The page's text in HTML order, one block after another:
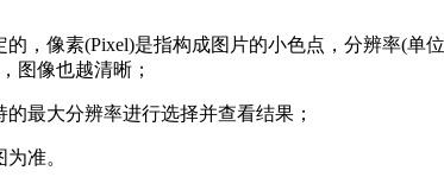
，像素(Pixel)是指构成图片的小色点，分辨率(单
图像也越清晰；
最大分辨率进行选择并查看结果；
准。